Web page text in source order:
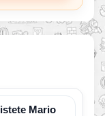
Mario